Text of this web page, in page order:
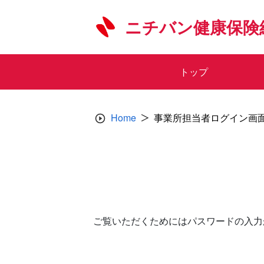
ニチバン健康保
トップ
Home 事業所担当者ログイン画
ご覧いただくためにはパスワードの入力